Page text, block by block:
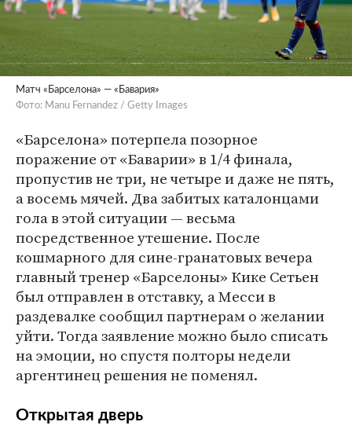
Матч «Барселона» — «Бавария»
Фото: Manu Fernandez / Getty Images
«Барселона» потерпела позорное
поражение от «Баварии» в 1/4 финала,
пропустив не три, не четыре и даже не пять,
а восемь мячей. Два забитых каталонцами
гола в этой ситуации — весьма
посредственное утешение. После
кошмарного для сине-гранатовых вечера
главный тренер «Барселоны» Кике Сетьен
был отправлен в отставку, а Месси в
раздевалке сообщил партнерам о желании
уйти. Тогда заявление можно было списать
на эмоции, но спустя полторы недели
аргентинец решения не поменял.
Открытая дверь